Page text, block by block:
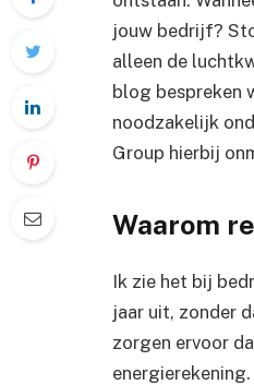
jouw bedrijf?
alleen de
blog bespreken
noodzakelijk
Group hierbij
Waarom
Ik zie het bij
jaar uit, zonder
zorgen ervoor